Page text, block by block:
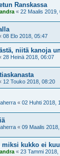
Ranskassa
« 22 Maalis 2019,
08 Elo 2018, 05:47
niitä kanoja
28 Heinä 2018, 06:07
12 Touko 2018, 08:20
« 02 Huhti 2018,
« 09 Maalis
kukko ei
« 23 Tammi 2018,